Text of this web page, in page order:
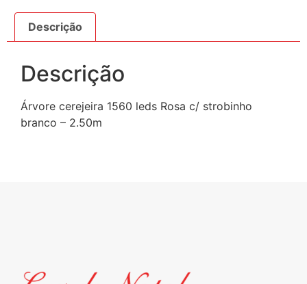
Descrição
Descrição
Árvore cerejeira 1560 leds Rosa c/ strobinho
branco – 2.50m